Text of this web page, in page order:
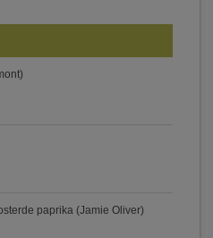
paprika (Jamie Oliver)